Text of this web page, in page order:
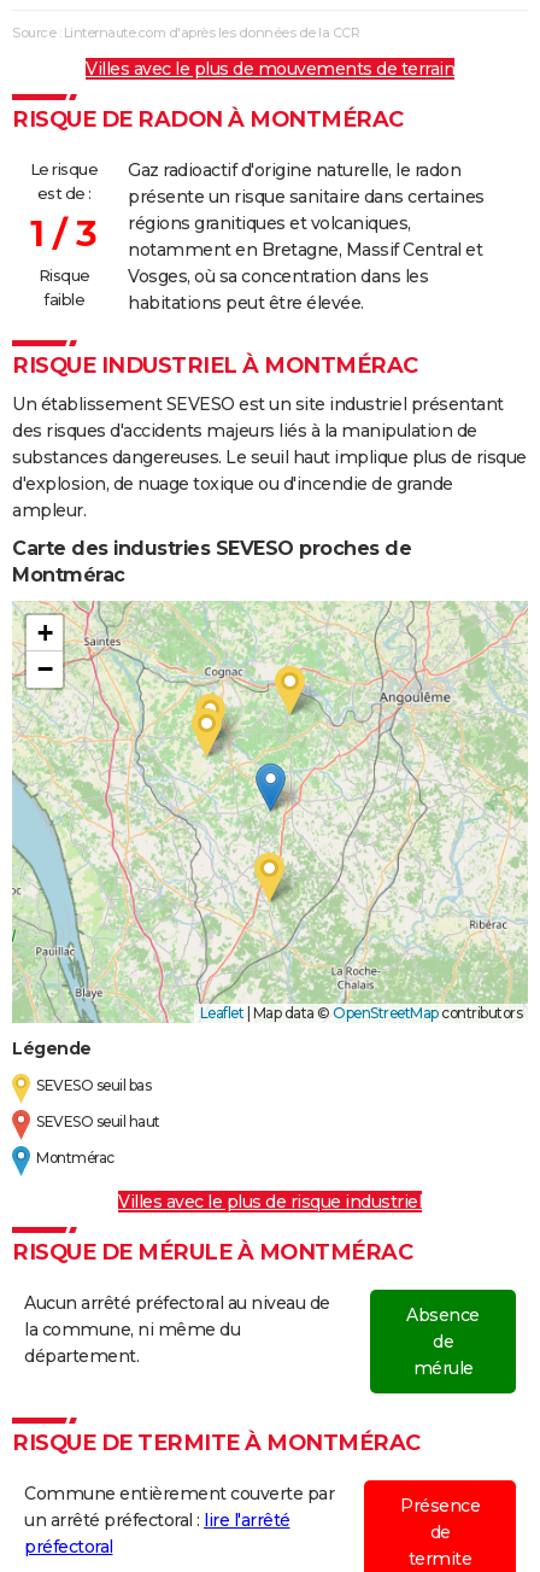
Source : Linternaute.com d'après les données de la CCR
Villes avec le plus de mouvements de terrain
RISQUE DE RADON À MONTMÉRAC
Le risque
est de :
1 / 3
Risque
faible
Gaz radioactif d'origine naturelle, le radon
présente un risque sanitaire dans certaines
régions granitiques et volcaniques,
notamment en Bretagne, Massif Central et
Vosges, où sa concentration dans les
habitations peut être élevée.
RISQUE INDUSTRIEL À MONTMÉRAC
Un établissement SEVESO est un site industriel présentant
des risques d'accidents majeurs liés à la manipulation de
substances dangereuses. Le seuil haut implique plus de risque
d'explosion, de nuage toxique ou d'incendie de grande
ampleur.
Carte des industries SEVESO proches de
Montmérac
+
−
Leaflet Map data © OpenStreetMapcontributors
Légende
SEVESO seuil bas
SEVESO seuil haut
Montmérac
Villes avec le plus de risque industriel
RISQUE DE MÉRULE À MONTMÉRAC
Aucun arrêté préfectoral au niveau de
la commune, ni même du
département.
Absence
de
mérule
RISQUE DE TERMITE À MONTMÉRAC
Commune entièrement couverte par
un arrêté préfectoral : lire l'arrêté
préfectoral
Présence
de
termite